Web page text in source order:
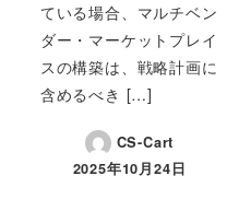
ている場合、マルチベン
ダー・マーケットプレイ
スの構築は、戦略計画に
含めるべき […]
CS-Cart
投稿日
2025年10月24日